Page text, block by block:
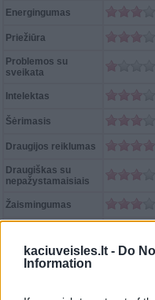
kaciuveisles.lt - Do
Information
Energingumas
Priežiūra
Problemos su
sveikata
Intelektas
Šėrimasis
Draugijos reiklumas
Draugiškas su
nepažystamaisiais
Žaismingumas